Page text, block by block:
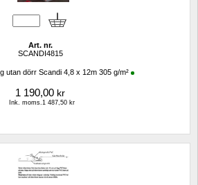
Art. nr.
SCANDI4815
utan dörr Scandi 4,8 x 12m 305 g/m²
1 190,00 kr
Ink. moms.1 487,50 kr